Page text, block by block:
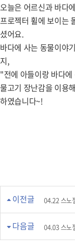
오늘은 어르신과 바다
프로젝터 휠에 보이는
셨어요.
바다에 사는 동물이야
지,
"전에 아들이랑 바다
물고기 장난감을 이용
하였습니다~!
이전글 04.22 스노
다음글 04.03 스노